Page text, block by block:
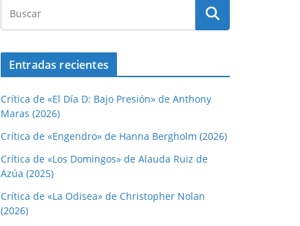
Entradas recientes
Crítica de «El Día D: Bajo Presión» de Anthony
Maras (2026)
Crítica de «Engendro» de Hanna Bergholm (2026)
Crítica de «Los Domingos» de Alauda Ruiz de
Azúa (2025)
Crítica de «La Odisea» de Christopher Nolan
(2026)